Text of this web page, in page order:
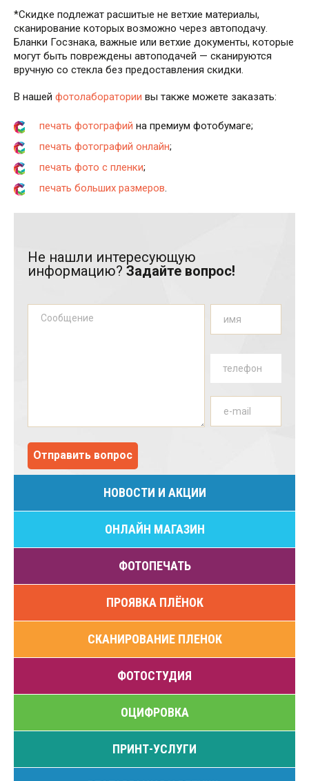
*Скидке подлежат расшитые не ветхие материалы,
сканирование которых возможно через автоподачу.
Бланки Госзнака, важные или ветхие документы, которые
могут быть повреждены автоподачей — сканируются
вручную со стекла без предоставления скидки.
В нашей фотолаборатории вы также можете заказать:
печать фотографий на премиум фотобумаге;
печать фотографий онлайн;
печать фото с пленки;
печать больших размеров.
Не нашли интересующую
информацию?Задайте вопрос!
НОВОСТИ И АКЦИИ
ОНЛАЙН МАГАЗИН
ФОТОПЕЧАТЬ
ПРОЯВКА ПЛЁНОК
CКАНИРОВАНИЕ ПЛЕНОК
ФОТОСТУДИЯ
ОЦИФРОВКА
ПРИНТ-УСЛУГИ